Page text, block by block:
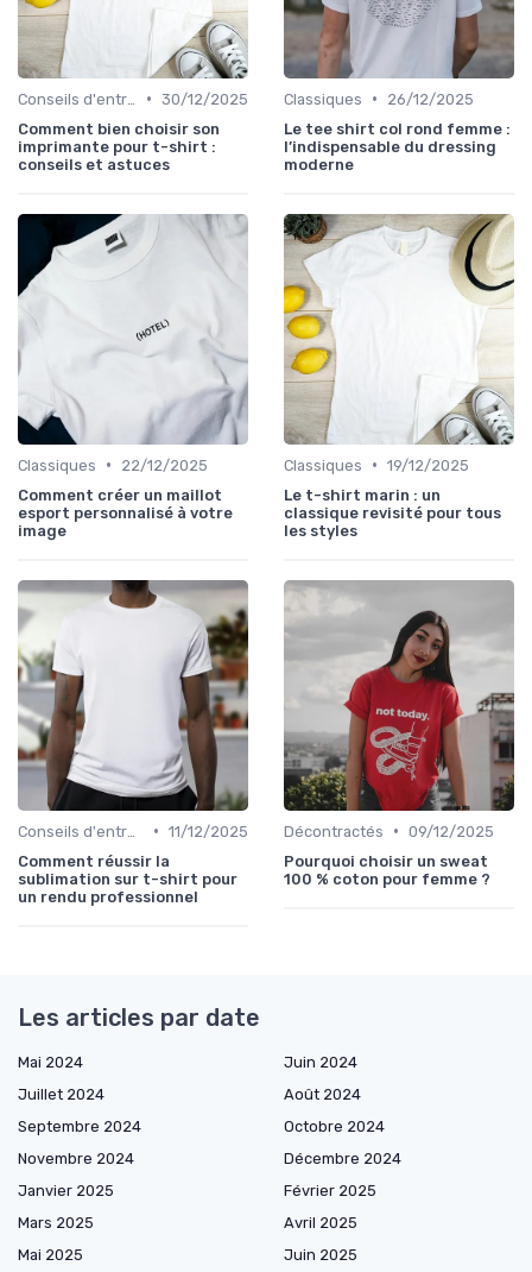
• 30/12/2025
Comment bien choisir son
imprimante pour t-shirt :
conseils et astuces
Classiques •
26/12/2025
Le tee shirt col rond femme :
l’indispensable du dressing
moderne
Classiques •
22/12/2025
Comment créer un maillot
esport personnalisé à votre
image
Classiques • 19/12/2025
Le t-shirt marin : un
classique revisité pour tous
les styles
• 11/12/2025
Comment réussir la
sublimation sur t-shirt pour
un rendu professionnel
Décontractés • 09/12/2025
Pourquoi choisir un sweat
100 % coton pour femme ?
Les articles par date
Mai 2024
Juin 2024
Juillet 2024
Août 2024
Septembre 2024
Octobre 2024
Novembre 2024
Décembre 2024
Janvier 2025
Février 2025
Mars 2025
Avril 2025
Mai 2025
Juin 2025